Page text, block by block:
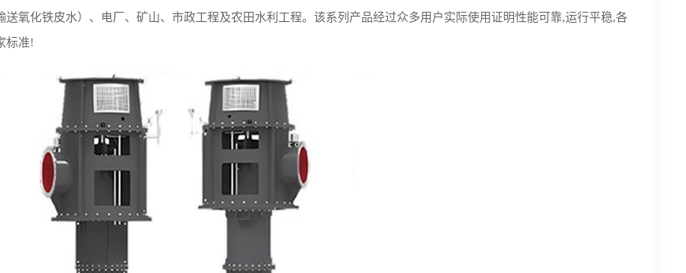
送氧化铁皮水）、电厂、矿山、市政工程及农田水利工程。该系列产品经过众多用户实际使用证明性能可靠,运行平稳,各
标准!